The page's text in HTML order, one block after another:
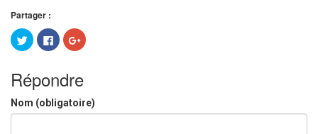
Partager :
Cliquez
pour
partager
Twitter(ouvre
dans
une
nouvelle
fenêtre)
Cliquez
pour
partager
Facebook(ouvre
dans
une
nouvelle
fenêtre)
Cliquez
pour
(ouvre
dans
une
nouvelle
fenêtre)
Répondre
Nom (obligatoire)